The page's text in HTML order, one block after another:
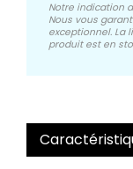
Notre indication
Nous vous
exceptionnel. La
produit est en